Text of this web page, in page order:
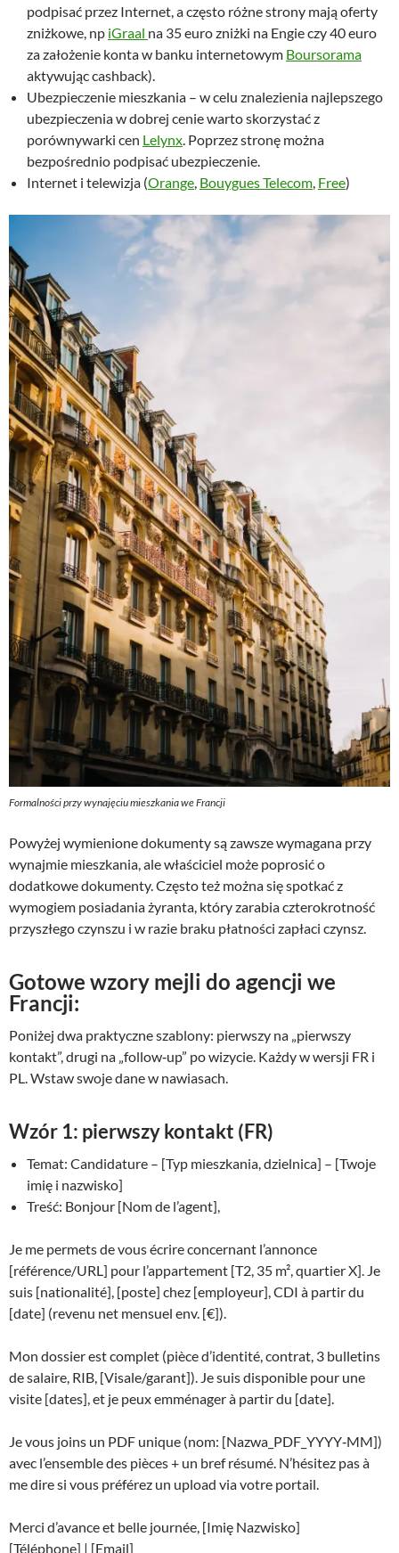
podpisać przez Internet, a często różne strony mają oferty
zniżkowe, np iGraal na 35 euro zniżki na Engie czy 40 euro
za założenie konta w banku internetowym Boursorama
aktywując cashback).
Ubezpieczenie mieszkania – w celu znalezienia najlepszego
ubezpieczenia w dobrej cenie warto skorzystać z
porównywarki cen Lelynx. Poprzez stronę można
bezpośrednio podpisać ubezpieczenie.
Internet i telewizja (Orange, Bouygues Telecom, Free)
Formalności przy wynajęciu mieszkania we Francji
Powyżej wymienione dokumenty są zawsze wymagana przy
wynajmie mieszkania, ale właściciel może poprosić o
dodatkowe dokumenty. Często też można się spotkać z
wymogiem posiadania żyranta, który zarabia czterokrotność
przyszłego czynszu i w razie braku płatności zapłaci czynsz.
Gotowe wzory mejli do agencji we
Francji:
Poniżej dwa praktyczne szablony: pierwszy na „pierwszy
kontakt”, drugi na „follow‑up” po wizycie. Każdy w wersji FR i
PL. Wstaw swoje dane w nawiasach.
Wzór 1: pierwszy kontakt (FR)
Temat: Candidature – [Typ mieszkania, dzielnica] – [Twoje
imię i nazwisko]
Treść: Bonjour [Nom de l’agent],
Je me permets de vous écrire concernant l’annonce
[référence/URL] pour l’appartement [T2, 35 m², quartier X]. Je
suis [nationalité], [poste] chez [employeur], CDI à partir du
[date] (revenu net mensuel env. [€]).
Mon dossier est complet (pièce d’identité, contrat, 3 bulletins
de salaire, RIB, [Visale/garant]). Je suis disponible pour une
visite [dates], et je peux emménager à partir du [date].
Je vous joins un PDF unique (nom: [Nazwa_PDF_YYYY‑MM])
avec l’ensemble des pièces + un bref résumé. N’hésitez pas à
me dire si vous préférez un upload via votre portail.
Merci d’avance et belle journée, [Imię Nazwisko]
[Téléphone] | [Email]